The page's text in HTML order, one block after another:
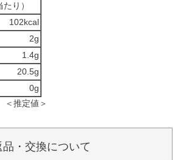
り）
102kcal
2g
1.4g
20.5g
0g
＜推定値＞
品・交換について